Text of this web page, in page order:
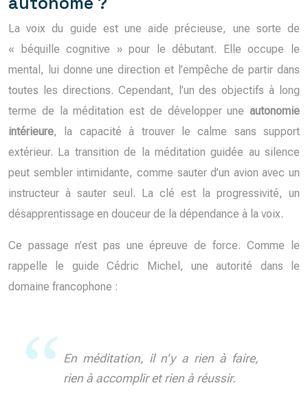
La voix du guide est une aide précieuse, une sorte de
« béquille cognitive » pour le débutant. Elle occupe le
mental, lui donne une direction et l’empêche de partir dans
toutes les directions. Cependant, l’un des objectifs à long
terme de la méditation est de développer une autonomie
intérieure, la capacité à trouver le calme sans support
extérieur. La transition de la méditation guidée au silence
peut sembler intimidante, comme sauter d’un avion avec un
instructeur à sauter seul. La clé est la progressivité, un
désapprentissage en douceur de la dépendance à la voix.
Ce passage n’est pas une épreuve de force. Comme le
rappelle le guide Cédric Michel, une autorité dans le
domaine francophone :
En méditation, il n’y a rien à faire,
rien à accomplir et rien à réussir.